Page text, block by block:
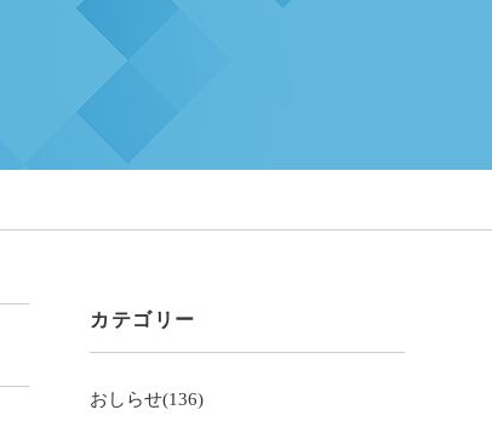
カテゴリー
おしらせ(136)